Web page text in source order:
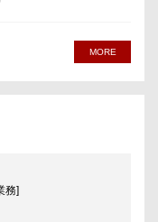
MORE
務]